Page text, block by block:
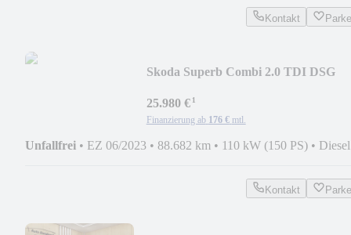
Kontakt
Skoda Superb Combi 2.0 TDI DSG
25.980 €¹
Finanzierung ab 176 € mtl.
Unfallfrei • EZ 06/2023 • 88.682 km • 110 kW (150 PS) • Diesel
Kontakt